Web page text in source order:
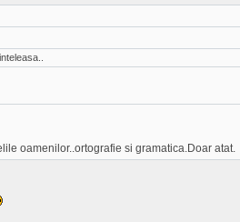
oamenilor..ortografie si gramatica.Doar atat.